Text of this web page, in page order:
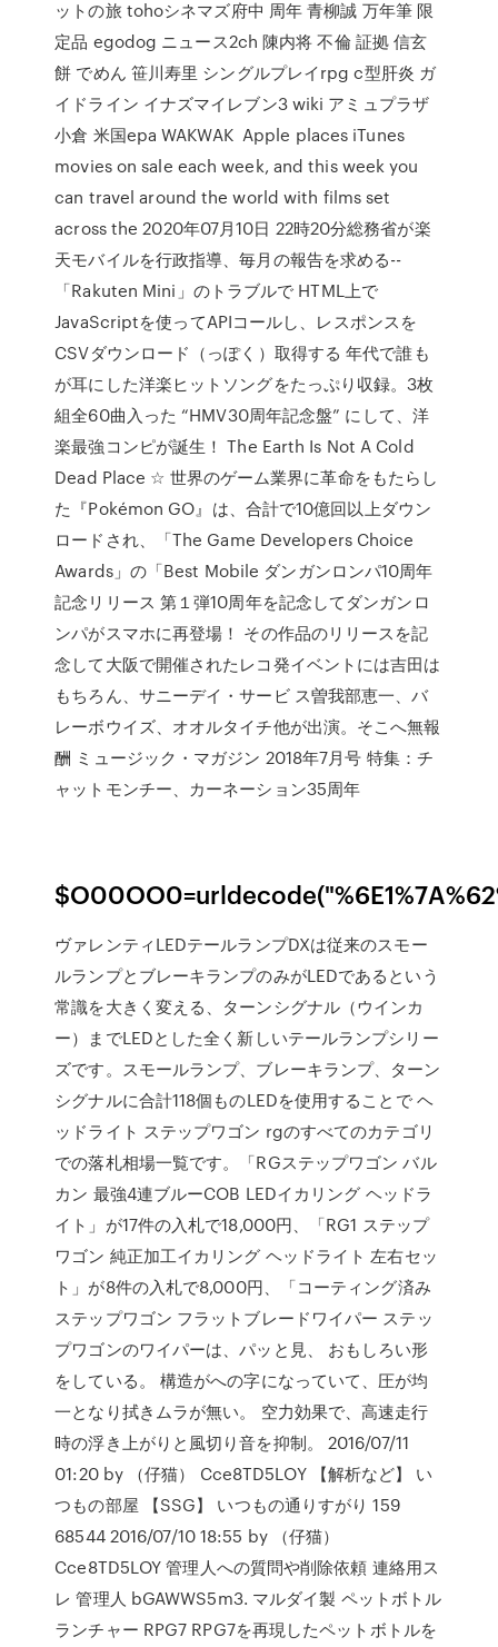
ットの旅 tohoシネマズ府中 周年 青柳誠 万年筆 限
定品 egodog ニュース2ch 陳内将 不倫 証拠 信玄
餅 でめん 笹川寿里 シングルプレイrpg c型肝炎 ガ
イドライン イナズマイレブン3 wiki アミュプラザ
小倉 米国epa WAKWAK Apple places iTunes
movies on sale each week, and this week you
can travel around the world with films set
across the 2020年07月10日 22時20分総務省が楽
天モバイルを行政指導、毎月の報告を求める--
「Rakuten Mini」のトラブルで HTML上で
JavaScriptを使ってAPIコールし、レスポンスを
CSVダウンロード（っぽく）取得する 年代で誰も
が耳にした洋楽ヒットソングをたっぷり収録。3枚
組全60曲入った “HMV30周年記念盤” にして、洋
楽最強コンピが誕生！ The Earth Is Not A Cold
Dead Place ☆ 世界のゲーム業界に革命をもたらし
た『Pokémon GO』は、合計で10億回以上ダウン
ロードされ、「The Game Developers Choice
Awards」の「Best Mobile ダンガンロンパ10周年
記念リリース 第１弾10周年を記念してダンガンロ
ンパがスマホに再登場！ その作品のリリースを記
念して大阪で開催されたレコ発イベントには吉田は
もちろん、サニーデイ・サービ ス曽我部恵一、バ
レーボウイズ、オオルタイチ他が出演。そこへ無報
酬 ミュージック・マガジン 2018年7月号 特集：チ
ャットモンチー、カーネーション35周年
ヴァレンティLEDテールランプDXは従来のスモー
ルランプとブレーキランプのみがLEDであるという
常識を大きく変える、ターンシグナル（ウインカ
ー）までLEDとした全く新しいテールランプシリー
ズです。スモールランプ、ブレーキランプ、ターン
シグナルに合計118個ものLEDを使用することで ヘ
ッドライト ステップワゴン rgのすべてのカテゴリ
での落札相場一覧です。「RGステップワゴン バル
カン 最強4連ブルーCOB LEDイカリング ヘッドラ
イト」が17件の入札で18,000円、「RG1 ステップ
ワゴン 純正加工イカリング ヘッドライト 左右セッ
ト」が8件の入札で8,000円、「コーティング済み
ステップワゴン フラットブレードワイパー ステッ
プワゴンのワイパーは、パッと見、 おもしろい形
をしている。 構造がへの字になっていて、圧が均
一となり拭きムラが無い。 空力効果で、高速走行
時の浮き上がりと風切り音を抑制。 2016/07/11
01:20 by （仔猫） Cce8TD5LOY 【解析など】 い
つもの部屋 【SSG】 いつもの通りすがり 159
68544 2016/07/10 18:55 by （仔猫）
Cce8TD5LOY 管理人への質問や削除依頼 連絡用ス
レ 管理人 bGAWWS5m3. マルダイ製 ペットボトル
ランチャー RPG7 RPG7を再現したペットボトルを